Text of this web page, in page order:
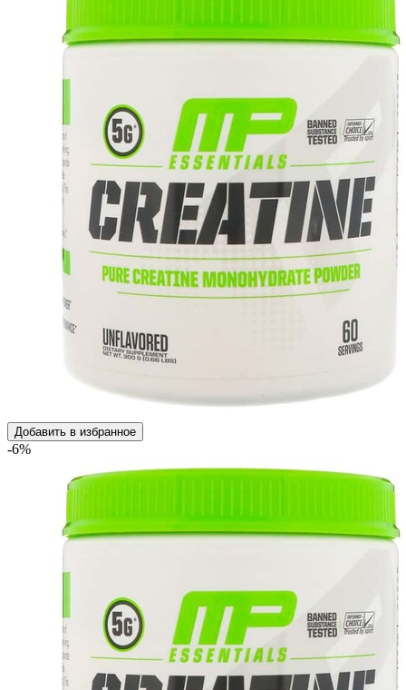
Добавить в избранное
-6%